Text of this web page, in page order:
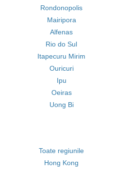
Rondonopolis
Mairipora
Alfenas
Rio do Sul
Itapecuru Mirim
Ouricuri
Ipu
Oeiras
Uong Bi
Toate regiunile
Hong Kong